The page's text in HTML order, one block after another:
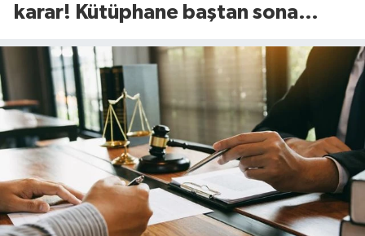
karar! Kütüphane baştan sona